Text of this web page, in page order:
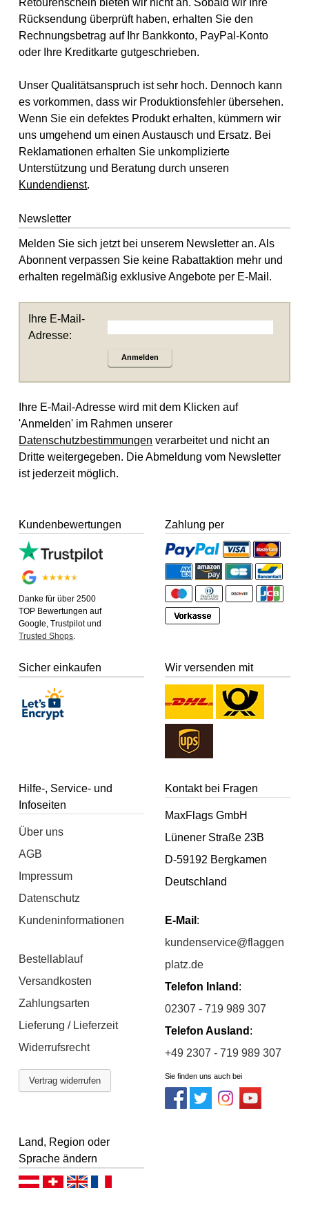
Retourenschein bieten wir nicht an. Sobald wir Ihre
Rücksendung überprüft haben, erhalten Sie den
Rechnungsbetrag auf Ihr Bankkonto, PayPal-Konto
oder Ihre Kreditkarte gutgeschrieben.
Unser Qualitätsanspruch ist sehr hoch. Dennoch kann
es vorkommen, dass wir Produktionsfehler übersehen.
Wenn Sie ein defektes Produkt erhalten, kümmern wir
uns umgehend um einen Austausch und Ersatz. Bei
Reklamationen erhalten Sie unkomplizierte
Unterstützung und Beratung durch unseren
Kundendienst.
Newsletter
Melden Sie sich jetzt bei unserem Newsletter an. Als
Abonnent verpassen Sie keine Rabattaktion mehr und
erhalten regelmäßig exklusive Angebote per E-Mail.
Ihre E-Mail-
Adresse:
Anmelden
Ihre E-Mail-Adresse wird mit dem Klicken auf
'Anmelden' im Rahmen unserer
Datenschutzbestimmungen verarbeitet und nicht an
Dritte weitergegeben. Die Abmeldung vom Newsletter
ist jederzeit möglich.
Kundenbewertungen
Danke für über 2500
TOP Bewertungen auf
Google, Trustpilot und
Trusted Shops.
Zahlung per
Sicher einkaufen Wir versenden mit
Hilfe-, Service- und
Infoseiten
Über uns
AGB
Impressum
Datenschutz
Kundeninformationen
Bestellablauf
Versandkosten
Zahlungsarten
Lieferung / Lieferzeit
Widerrufsrecht
Vertrag widerrufen
Kontakt bei Fragen
MaxFlags GmbH
Lünener Straße 23B
D-59192 Bergkamen
Deutschland
E-Mail :
kundenservice@flaggen
platz.de
Telefon Inland :
02307 - 719 989 307
Telefon Ausland :
+49 2307 - 719 989 307
Sie finden uns auch bei
Land, Region oder
Sprache ändern
Deutsch (AT)Deutsch (CH)